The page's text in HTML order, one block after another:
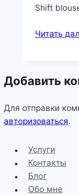
Shift
Читать
Добавить
Для отправки
авторизоваться.
Услуги
Контакты
Блог
Обо мне